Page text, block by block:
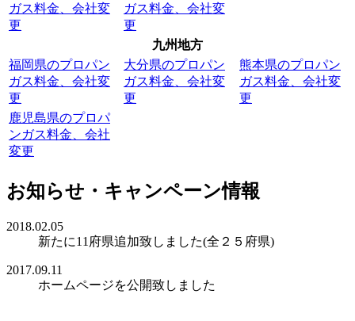
ガス料金、会社変
更
ガス料金、会社変
更
九州地方
福岡県のプロパン
ガス料金、会社変
更
大分県のプロパン
ガス料金、会社変
更
熊本県のプロパン
ガス料金、会社変
更
鹿児島県のプロパ
ンガス料金、会社
変更
お知らせ・キャンペーン情報
2018.02.05
新たに11府県追加致しました(全２５府県)
2017.09.11
ホームページを公開致しました